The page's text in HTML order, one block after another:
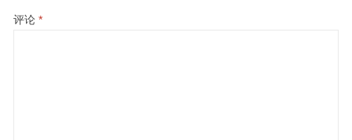
评论 *